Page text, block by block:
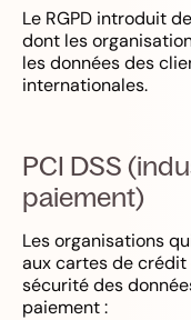
Le RGPD introduit
dont les
les données des
internationales.
PCI DSS
paiement)
Les organisations
aux cartes de
sécurité des
paiement :